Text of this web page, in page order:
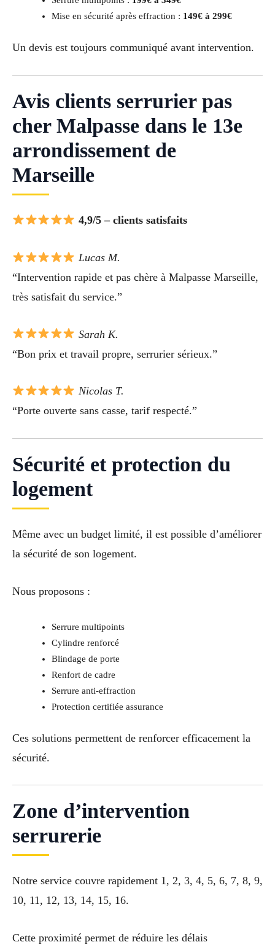
Mise en sécurité après effraction : 149€ à 299€
Un devis est toujours communiqué avant intervention.
Avis clients serrurier pas
cher Malpasse dans le 13e
arrondissement de
Marseille
4,9/5 – clients satisfaits
Lucas M.
“Intervention rapide et pas chère à Malpasse Marseille,
très satisfait du service.”
Sarah K.
“Bon prix et travail propre, serrurier sérieux.”
Nicolas T.
“Porte ouverte sans casse, tarif respecté.”
Sécurité et protection du
logement
Même avec un budget limité, il est possible d’améliorer
la sécurité de son logement.
Nous proposons :
Serrure multipoints
Cylindre renforcé
Blindage de porte
Renfort de cadre
Serrure anti-effraction
Protection certifiée assurance
Ces solutions permettent de renforcer efficacement la
sécurité.
Zone d’intervention
serrurerie
Notre service couvre rapidement 1, 2, 3, 4, 5, 6, 7, 8, 9,
10, 11, 12, 13, 14, 15, 16.
Cette proximité permet de réduire les délais